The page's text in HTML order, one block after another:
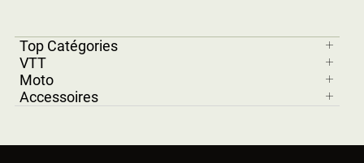
Top Catégories
VTT
Moto
Accessoires